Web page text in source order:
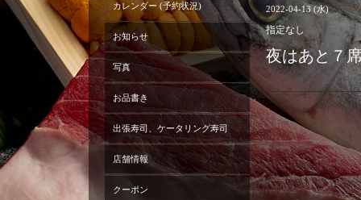
2022-04-13 (水)
指定なし
夜はあと７
カレンダー (予約状況)
お知らせ
写真
お品書き
出張寿司、ケータリング寿司
店舗情報
クーポン